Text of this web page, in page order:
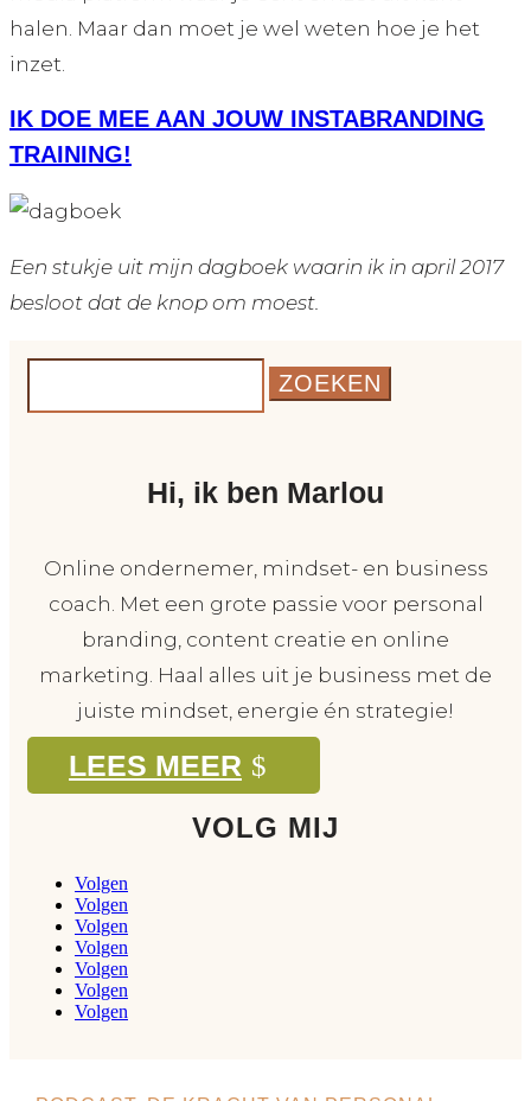
halen. Maar dan moet je wel weten hoe je het
inzet.
IK DOE MEE AAN JOUW INSTABRANDING
TRAINING!
Een stukje uit mijn dagboek waarin ik in april 2017
besloot dat de knop om moest.
Zoek
Hi, ik ben Marlou
Online ondernemer, mindset- en business
coach. Met een grote passie voor personal
branding, content creatie en online
marketing. Haal alles uit je business met de
juiste mindset, energie én strategie!
LEES MEER
VOLG MIJ
Volgen
Volgen
Volgen
Volgen
Volgen
Volgen
Volgen